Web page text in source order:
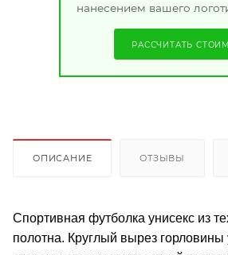
нанесением вашего
РАССЧИТАТЬ
ОПИСАНИЕ ОТЗЫВЫ
Спортивная футболка унисекс из
полотна. Круглый вырез горловины